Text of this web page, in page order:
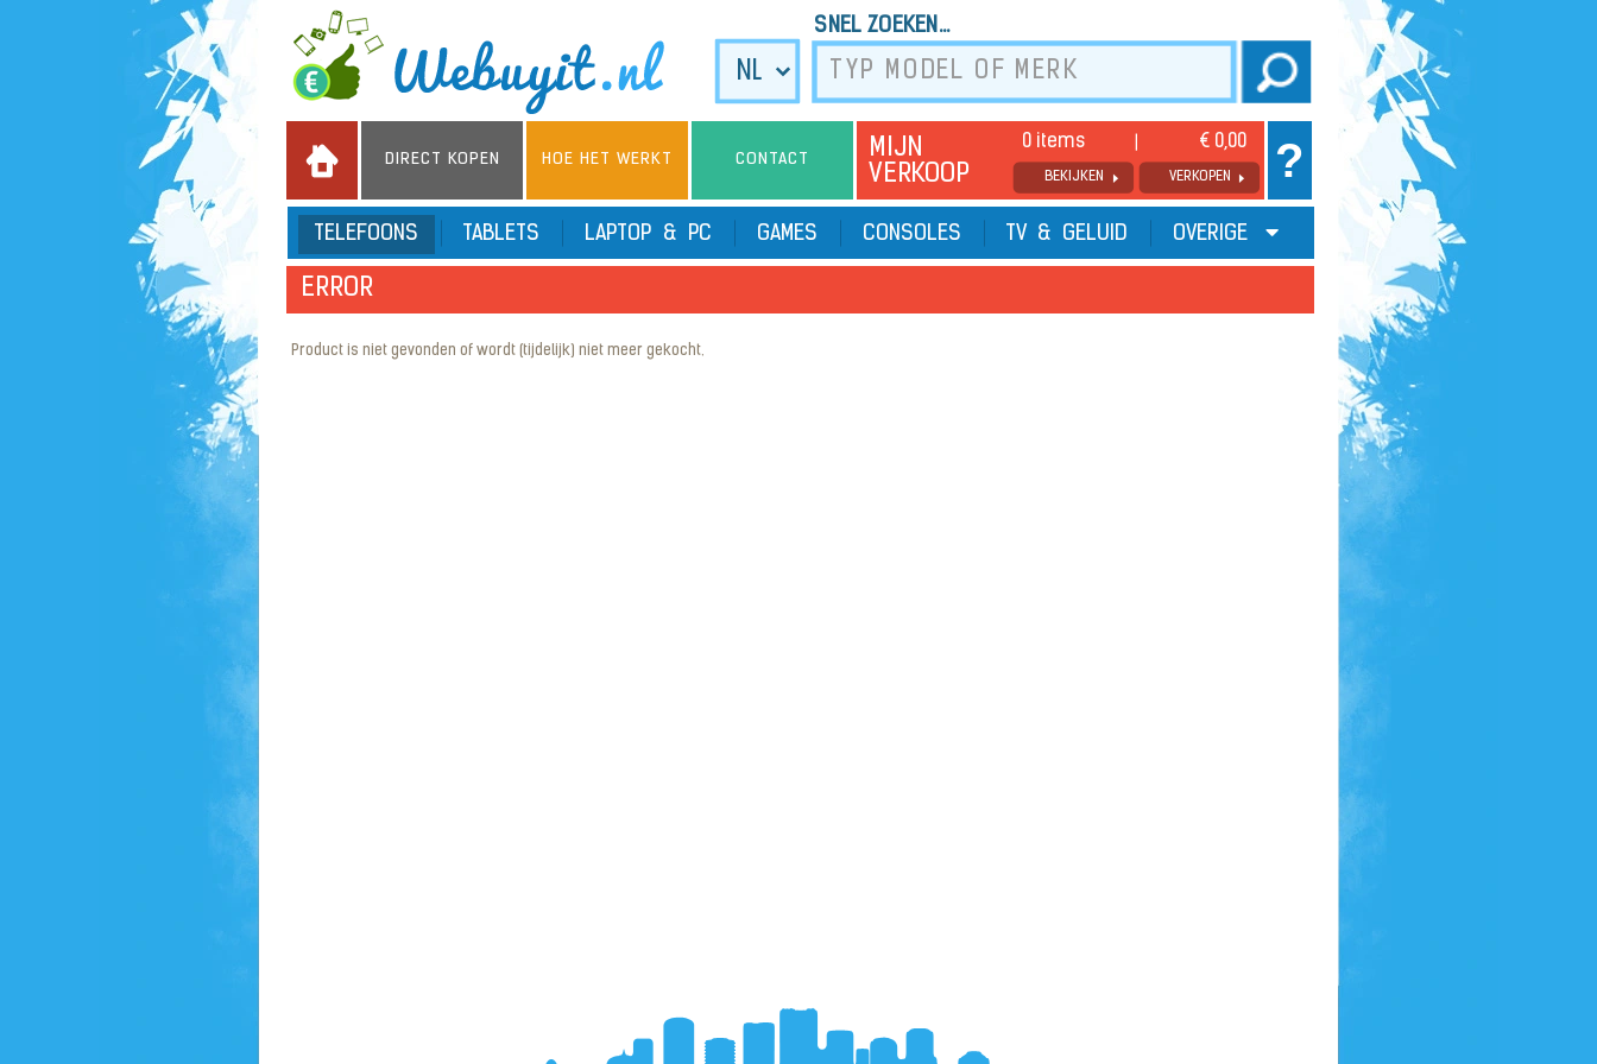
SNEL ZOEKEN...
DIRECT KOPEN HOE HET WERKT CONTACT
MIJN
VERKOOP
0 items € 0,00
BEKIJKEN VERKOPEN ?
TELEFOONS TABLETS LAPTOP & PC GAMES CONSOLES TV & GELUID OVERIGE
ERROR
Product is niet gevonden of wordt (tijdelijk) niet meer gekocht.